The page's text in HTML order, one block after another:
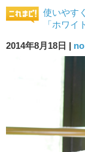
使いやす
「ホワイ
2014年8月18日 |